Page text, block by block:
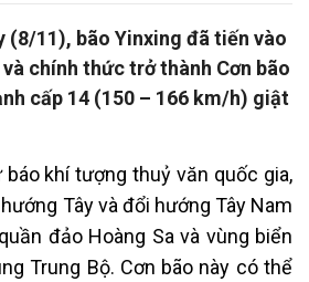
(8/11), bão Yinxing đã tiến vào
chính thức trở thành Cơn bão
cấp 14 (150 – 166 km/h) giật
báo khí tượng thuỷ văn quốc gia,
Tây và đổi hướng Tây Nam
đảo Hoàng Sa và vùng biển
Trung Bộ. Cơn bão này có thể